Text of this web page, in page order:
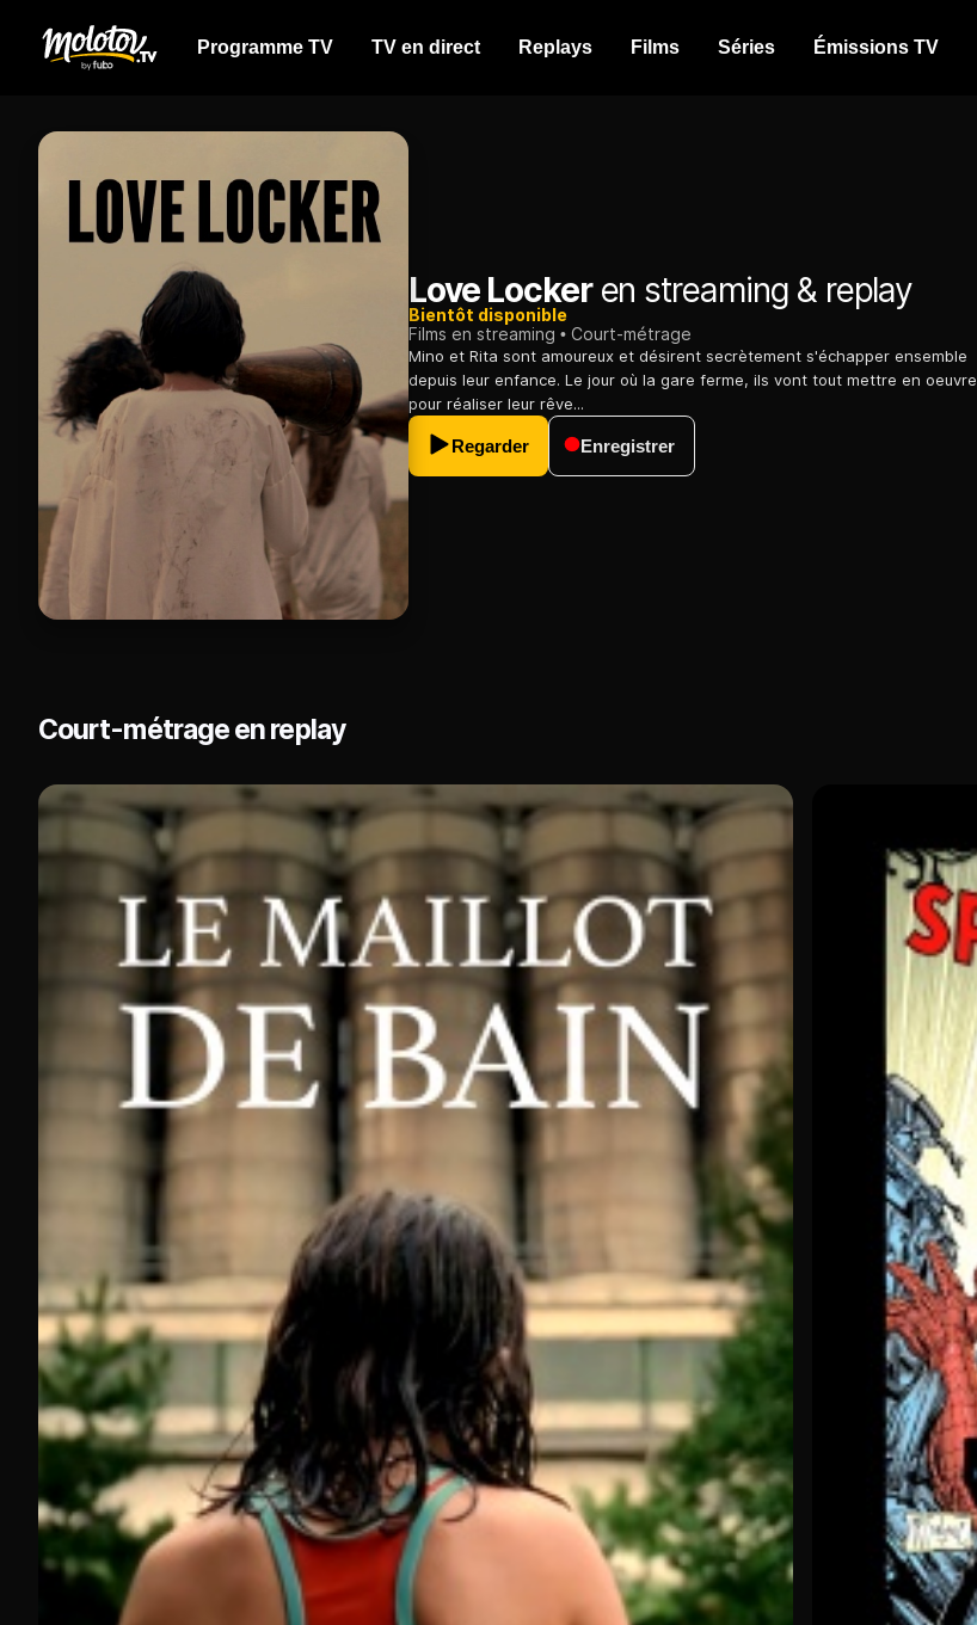
Programme TV TV en direct Replays Films Séries Émissions TV
Love Lockeren streaming & replay
Bientôt disponible
Films en streaming
Court-métrage
Mino et Rita sont amoureux et désirent secrètement s'échapper ensemble
depuis leur enfance. Le jour où la gare ferme, ils vont tout mettre en oeuvre
pour réaliser leur rêve...
Regarder Enregistrer
Court-métrage en replay